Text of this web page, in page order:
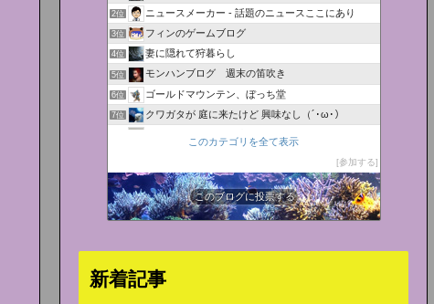
2位 ニュースメーカー - 話題のニュースここにあり
3位 フィンのゲームブログ
4位 妻に隠れて狩暮らし
5位 モンハンブログ 週末の笛吹き
6位 ゴールドマウンテン、ぼっち堂
7位 クワガタが 庭に来たけど 興味なし（´･ω･）
10位 ゲーム活動記〜雪月花〜
11位 にわかゲーマー奮闘記
12位 チョベリグ⇒道中
15位 まあ、日記です(笑)
このカテゴリを全て表示
参加する
このブログに投票する
新着記事